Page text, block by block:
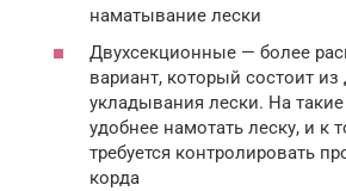
наматывание лески
Двухсекционные — более
вариант, который состоит из
укладывания лески. На
удобнее намотать леску, и к
требуется контролировать
корда